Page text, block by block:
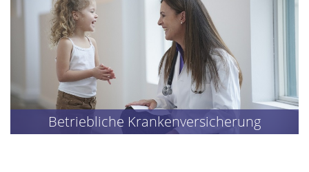
Betriebliche Krankenversicherung